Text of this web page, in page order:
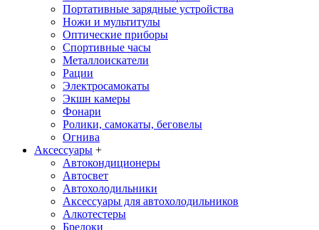
Портативные зарядные устройства
Ножи и мультитулы
Оптические приборы
Спортивные часы
Металлоискатели
Рации
Электросамокаты
Экшн камеры
Фонари
Ролики, самокаты, беговелы
Огнива
Аксессуары +
Автокондиционеры
Aвтосвет
Автохолодильники
Аксессуары для автохолодильников
Алкотестеры
Брелоки